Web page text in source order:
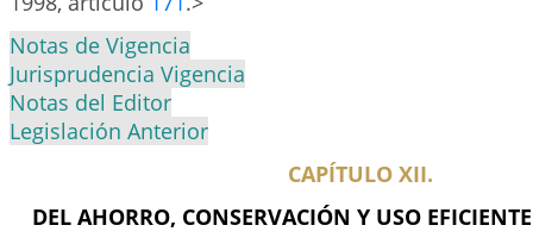
Notas de Vigencia
Jurisprudencia Vigencia
Notas del Editor
Legislación Anterior
CAPÍTULO XII.
DEL AHORRO, CONSERVACIÓN Y USO